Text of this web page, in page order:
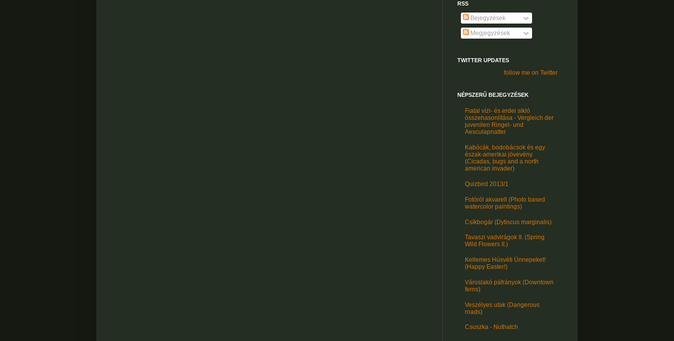
RSS
Bejegyzések
Megjegyzések
TWITTER UPDATES
follow me on Twitter
NÉPSZERŰ BEJEGYZÉSEK
Fiatal vízi- és erdei sikló
összehasonlítása - Vergleich der
juvenilen Ringel- und
Aesculapnatter
Kabócák, bodobácsok és egy
észak-amerikai jövevény
(Cicadas, bugs and a north
american invader)
Quizbird 2013/1
Fotóról akvarell (Photo based
watercolor paintings)
Csíkbogár (Dytiscus marginalis)
Tavaszi vadvirágok II. (Spring
Wild Flowers II.)
Kellemes Húsvéti Ünnepeket!
(Happy Easter!)
Városlakó páfrányok (Downtown
ferns)
Veszélyes utak (Dangerous
roads)
Csuszka - Nuthatch